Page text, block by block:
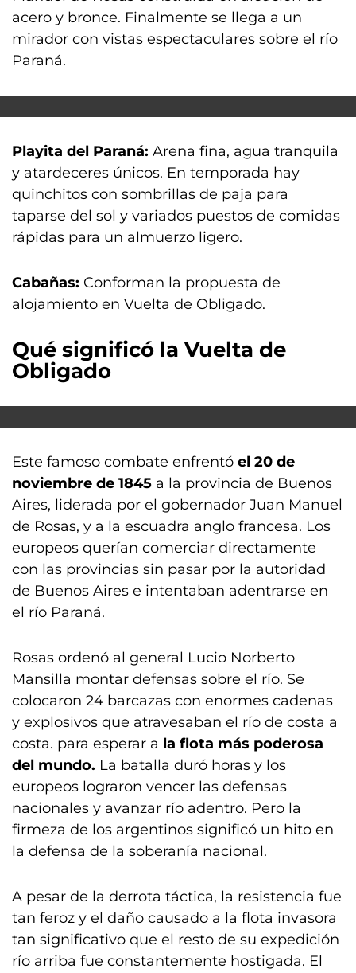
acero y bronce. Finalmente se llega a un
mirador con vistas espectaculares sobre el río
Paraná.
Playita del Paraná: Arena fina, agua tranquila
y atardeceres únicos. En temporada hay
quinchitos con sombrillas de paja para
taparse del sol y variados puestos de comidas
rápidas para un almuerzo ligero.
Cabañas: Conforman la propuesta de
alojamiento en Vuelta de Obligado.
Qué significó la Vuelta de
Obligado
Este famoso combate enfrentó el 20 de
noviembre de 1845 a la provincia de Buenos
Aires, liderada por el gobernador Juan Manuel
de Rosas, y a la escuadra anglo francesa. Los
europeos querían comerciar directamente
con las provincias sin pasar por la autoridad
de Buenos Aires e intentaban adentrarse en
el río Paraná.
Rosas ordenó al general Lucio Norberto
Mansilla montar defensas sobre el río. Se
colocaron 24 barcazas con enormes cadenas
y explosivos que atravesaban el río de costa a
costa. para esperar a la flota más poderosa
del mundo. La batalla duró horas y los
europeos lograron vencer las defensas
nacionales y avanzar río adentro. Pero la
firmeza de los argentinos significó un hito en
la defensa de la soberanía nacional.
A pesar de la derrota táctica, la resistencia fue
tan feroz y el daño causado a la flota invasora
tan significativo que el resto de su expedición
río arriba fue constantemente hostigada. El